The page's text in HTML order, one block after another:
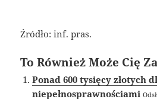
Źródło: inf. pras.
To Również Może Cię
Ponad 600 tysięcy złotych
niepełnosprawnościami